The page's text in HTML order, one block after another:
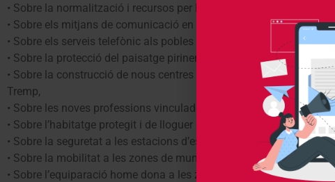
• Sobre la normalització i recursos per l’aranès
• Sobre els mitjans de comunicació en aranès.
• Sobre els serveis telefònic als pobles de muntanya
• Sobre la protecció del paisatge pirinenc
• Sobre la construcció de nous centres escolars a Esterri , Vielha,
Tremp,
• Sobre les noves professions vinculades al turisme actiu
• Sobre l’habitatge protegit i de lloguer al Pirineu
• Sobre la seguretat a les estacions d’esquí.
• Sobre la mobilitat a les zones de muntanya
• Sobre l’equiparació home dona a les zones rurals